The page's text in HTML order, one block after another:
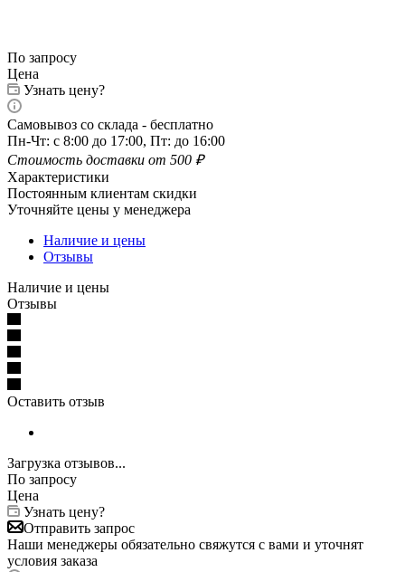
По запросу
Цена
Узнать цену?
Самовывоз со склада - бесплатно
Пн-Чт: с 8:00 до 17:00, Пт: до 16:00
Стоимость доставки от 500 ₽
Характеристики
Постоянным клиентам скидки
Уточняйте цены у менеджера
Наличие и цены
Отзывы
Наличие и цены
Отзывы
Оставить отзыв
Загрузка отзывов...
По запросу
Цена
Узнать цену?
Отправить запрос
Наши менеджеры обязательно свяжутся с вами и уточнят
условия заказа